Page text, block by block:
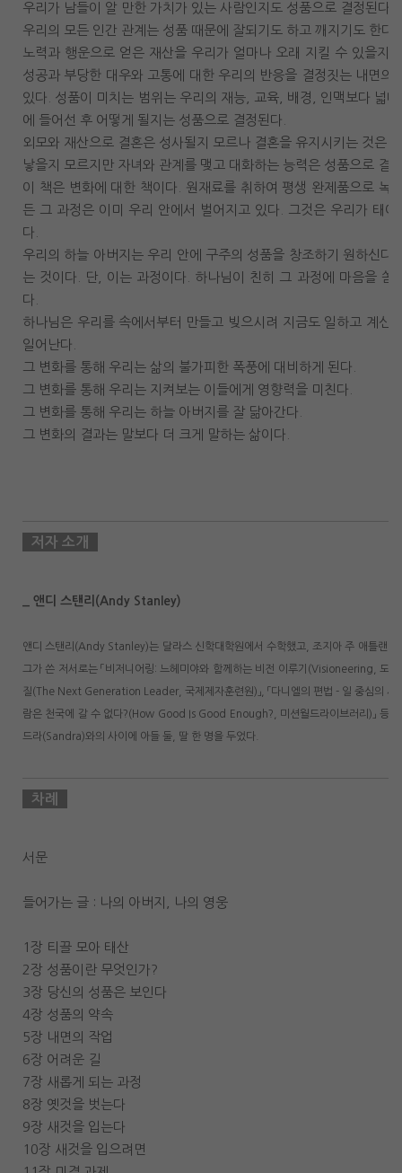
우리가 남들이 알 만한 가치가 있는 사람인지도 성품으로 결정된다.
우리의 모든 인간 관계는 성품 때문에 잘되기도 하고 깨지기도 한다.
노력과 행운으로 얻은 재산을 우리가 얼마나 오래 지킬 수 있을지
성공과 부당한 대우와 고통에 대한 우리의 반응을 결정짓는 내면
있다. 성품이 미치는 범위는 우리의 재능, 교육, 배경, 인맥보다 넓
에 들어선 후 어떻게 될지는 성품으로 결정된다.
외모와 재산으로 결혼은 성사될지 모르나 결혼을 유지시키는 것은
낳을지 모르지만 자녀와 관계를 맺고 대화하는 능력은 성품으로 결
이 책은 변화에 대한 책이다. 원재료를 취하여 평생 완제품으로 녹
든 그 과정은 이미 우리 안에서 벌어지고 있다. 그것은 우리가 태
다.
우리의 하늘 아버지는 우리 안에 구주의 성품을 창조하기 원하신
는 것이다. 단, 이는 과정이다. 하나님이 친히 그 과정에 마음을 쏟
다.
하나님은 우리를 속에서부터 만들고 빚으시려 지금도 일하고 계신
일어난다.
그 변화를 통해 우리는 삶의 불가피한 폭풍에 대비하게 된다.
그 변화를 통해 우리는 지켜보는 이들에게 영향력을 미친다.
그 변화를 통해 우리는 하늘 아버지를 잘 닮아간다.
그 변화의 결과는 말보다 더 크게 말하는 삶이다.
저자 소개
_ 앤디 스탠리(Andy Stanley)
앤디 스탠리(Andy Stanley)는 달라스 신학대학원에서 수학했고, 조지아 주 애틀랜타
그가 쓴 저서로는 「비저니어링: 느헤미야와 함께하는 비전 이루기(Visioneering, 도서
질(The Next Generation Leader, 국제제자훈련원)」, 「다니엘의 편법 - 일 중심의
람은 천국에 갈 수 없다?(How Good Is Good Enough?, 미션월드라이브러리)」 등
드라(Sandra)와의 사이에 아들 둘, 딸 한 명을 두었다.
차례
서문
들어가는 글 : 나의 아버지, 나의 영웅
1장 티끌 모아 태산
2장 성품이란 무엇인가?
3장 당신의 성품은 보인다
4장 성품의 약속
5장 내면의 작업
6장 어려운 길
7장 새롭게 되는 과정
8장 옛것을 벗는다
9장 새것을 입는다
10장 새것을 입으려면